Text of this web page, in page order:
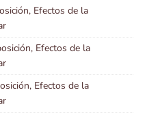
Efectos de la
Efectos de la
Efectos de la